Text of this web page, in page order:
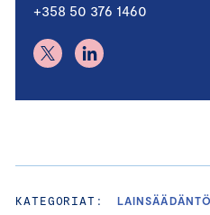
+358 50 376 1460
KATEGORIAT: